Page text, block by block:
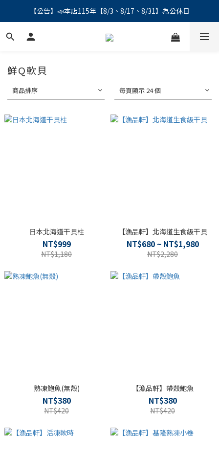
【公告】📣本店115年【8/3、8/17、8/31】為公休日
【公告】📣本店115年【8/3、8/17、8/31】為公休日
＼會員募集中／ 📣 LINE帳號綁定註冊成功，馬上領💰150
鮮Q軟貝
商品排序 每頁顯示 24 個
日本北海道干貝柱
NT$999
NT$1,180
【漁品軒】北海道生食級干貝
NT$680 ~ NT$1,980
NT$2,280
熟凍鮑魚(無殼)
NT$380
NT$420
【漁品軒】帶殼鮑魚
NT$380
NT$420